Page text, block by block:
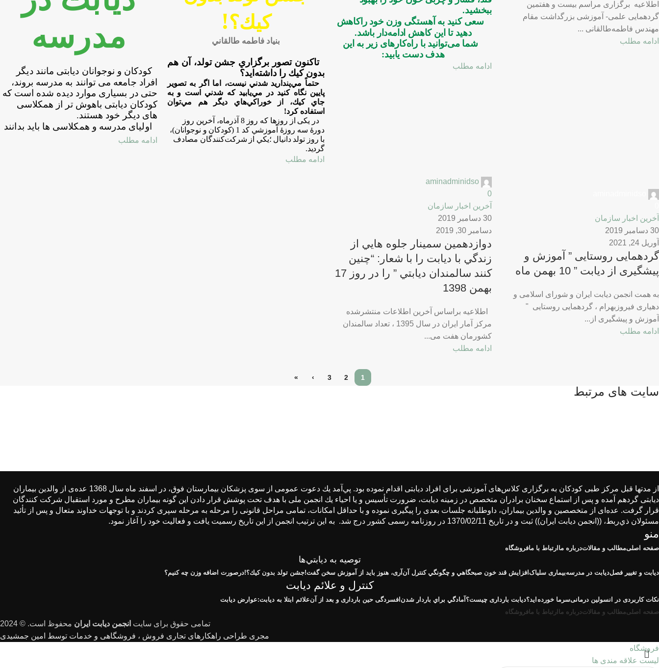
اطلاعیه برگزاری مراسم بیست و هفتمین
گردهمایی علمی- آموزشی بزرگداشت مقام
مهندس فاطمه‌طالقانی ...
ادامه مطلب
ببخشید.
سعی کنید به آهستگی وزن خود راکاهش
دهید تا این کاهش ادامهدار باشد.
شما میتوانید با راهکارهای زیر به این
هدف دست یابید:
ادامه مطلب
كيك؟!
بنياد فاطمه طالقاني
تاكنون تصور برگزاري جشن تولد، آن هم
بدون كيك را داشته ايد؟
حتماً ميپنداريد شدني نيست، اما اگر به تصوير
پايين نگاه كنيد در مييابيد كه شدني است و به
جاي كيك، از خوراكيهاي ديگر هم ميتوان
استفاده كرد!
در یکی از روزها که روز 8 آذرماه، آخرين روز
دورۀ سه روزۀ آموزشي كد 1 (كودكان و نوجوانان)،
با روز تولد دانیال ؛يكي از شركتكنندگان مصادف
گرديد.
ادامه مطلب
مدرسه
کودکان و نوجوانان دیابتی مانند دیگر
افراد جامعه می توانند به مدرسه بروند،
حتی در بسیاری موارد دیده شده است که
کودکان دیابتی باهوش تر از همکلاسی
های دیگر خود هستند.
اولیای مدرسه و همکلاسی ها باید بدانند
ادامه مطلب
آخرین اخبار سازمان
30 دسامبر 2019
آوریل 24, 2021
گردهمایی روستایی ” آموزش و
پیشگیری از دیابت ” 10 بهمن ماه
به همت انجمن دیابت ایران و شورای اسلامی و
دهیاری فیروزبهرام ، گردهمایی روستایی "
آموزش و پیشگیری از...
ادامه مطلب
aminadminidso
0
آخرین اخبار سازمان
30 دسامبر 2019
دسامبر 30, 2019
دوازدهمین سمینار جلوه هایي از
زندگي با دیابت را با شعار: “چنین
كنند سالمندان دیابتي ” را در روز 17
بهمن 1398
اطلاعیه براساس آخرین اطلاعات منتشرشده
مركز آمار ایران در سال 1395 ، تعداد سالمندان
كشورمان هفت می...
ادامه مطلب
1
2
3
›
»
سایت های مرتبط
از مدتها قبل مركز طبی كودكان به برگزاری كلاس‌های آموزشی برای افراد دیابتی اقدام نموده بود. پي‌آمد یك دعوت عمومی از سوی پزشكان بیمارستان فوق، در اسفند ماه سال 1368 عده‌ی از والدین بیماران
دیابتی گردهم آمده و پس از استماع سخنان برادران متخصص در زمینه دیابت، ضرورت تأسیس و یا احیاء یك انجمن ملی با هدف تحت پوشش قرار دادن این گونه بیماران مطرح و مورد استقبال شركت كنندگان
قرار گرفت. عده‌ای از متخصصین و والدین بیماران، داوطلبانه جلسات بعدی را پیگیری نموده و با حداقل امكانات، تمامی مراحل قانونی را مرحله به مرحله سپری كردند و با توجهات خداوند متعال و پس از تأئید
مسئولان ذي‌ربط، ((انجمن دیابت ایران)) ثبت و در تاریخ 1370/02/11 در روزنامه رسمی كشور درج شد. به این ترتیب انجمن از این تاریخ رسمیت یافت و فعالیت خود را آغاز نمود.
منو
صفحه اصلیمطالب و مقالاتدرباره ما ارتباط با مافروشگاه
توصيه به ديابتي‌ها
دیابت و تغییر فصلدیابت در مدرسهبیماری سلیاک افزايش قند خون صبحگاهي و چگونگي كنترل آن آری، هنوز باید از آموزش سخن گفت!جشن تولد بدون كيك؟!درصورت اضافه وزن چه کنیم؟
کنترل و علائم دیابت
نكات كاربردی در انسولين درمانیسرما خورده اید؟دیابت بارداری چیست؟ آمادگي براي باردار شدن افسردگی حین بارداری و بعد از آنعلائم ابتلا به دیابت:عوارض ديابت
صفحه اصلیمطالب و مقالاتدرباره ما ارتباط با مافروشگاه
تمامی حقوق برای سایت انجمن دیابت ایران محفوظ است. © 2024
مجری طراحی راهکارهای تجاری فروش ، فروشگاهی و خدمات توسط امین جمشیدی
فروشگاه
لیست علاقه مندی ها